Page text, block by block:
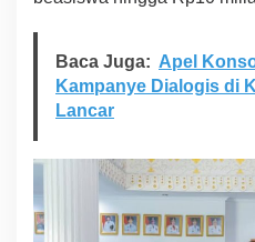
Baca Juga: Apel
Kampanye Dialogis di
Lancar